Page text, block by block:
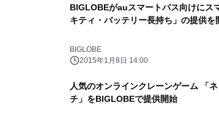
BIGLOBEがauスマートパス向けにス
キティ・バッテリー長持ち」の提供を
BIGLOBE
2015年1月8日 14:00
人気のオンラインクレーンゲーム 「
チ」をBIGLOBEで提供開始